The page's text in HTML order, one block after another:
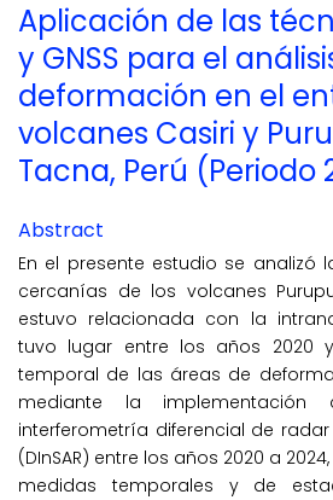
Find
Statistics
Log In
Aplicación de las
y GNSS para el
deformación en el
volcanes Casiri y
Tacna, Perú (Periodo
Abstract
En el presente estudio se analizó
cercanías de los volcanes
estuvo relacionada con la
tuvo lugar entre los años 2020 y
temporal de las áreas de
mediante la
interferometría diferencial de
(DInSAR) entre los años 2020 a
medidas temporales y de